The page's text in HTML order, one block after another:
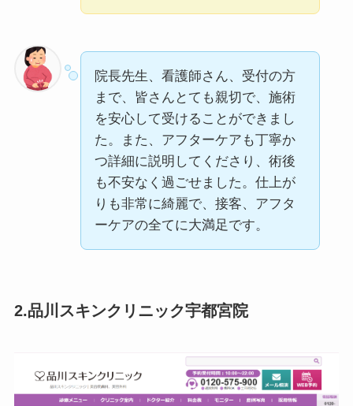
院長先生、看護師さん、受付の方
まで、皆さんとても親切で、施術
を安心して受けることができまし
た。また、アフターケアも丁寧か
つ詳細に説明してくださり、術後
も不安なく過ごせました。仕上が
りも非常に綺麗で、接客、アフタ
ーケアの全てに大満足です。
2.品川スキンクリニック宇都宮院